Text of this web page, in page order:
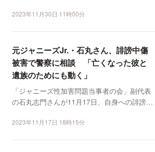
2023年11月30日 11時00分
元ジャニーズJr.・石丸さん、誹謗中傷
被害で警察に相談 「亡くなった彼と
遺族のためにも動く」
「ジャニーズ性加害問題当事者の会」副代表
の石丸志門さんが11月17日、自身への誹謗中
2023年11月17日 18時15分